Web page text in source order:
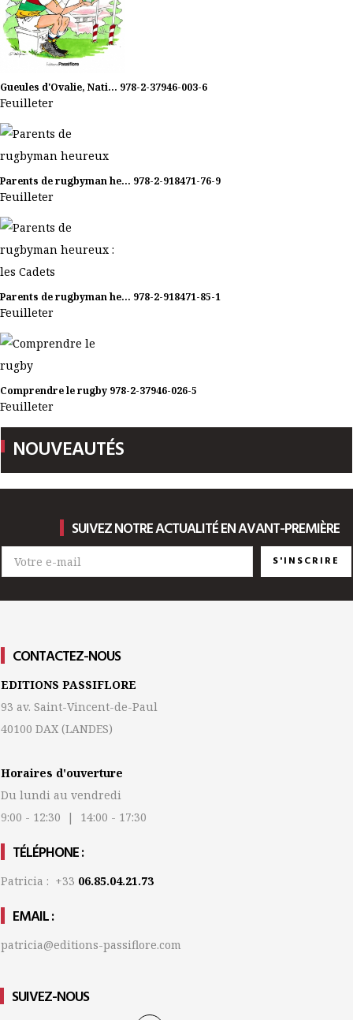
Gueules d'Ovalie, Nati... 978-2-37946-003-6
Feuilleter
Parents de rugbyman he... 978-2-918471-76-9
Feuilleter
Parents de rugbyman he... 978-2-918471-85-1
Feuilleter
Comprendre le rugby 978-2-37946-026-5
Feuilleter
NOUVEAUTÉS
SUIVEZ NOTRE ACTUALITÉ EN AVANT-PREMIÈRE
S'INSCRIRE
CONTACTEZ-NOUS
EDITIONS PASSIFLORE
93 av. Saint-Vincent-de-Paul
40100 DAX (LANDES)
Horaires d'ouverture
Du lundi au vendredi
9:00 - 12:30 | 14:00 - 17:30
TÉLÉPHONE :
Patricia : +33 06.85.04.21.73
EMAIL :
patricia@editions-passiflore.com
SUIVEZ-NOUS